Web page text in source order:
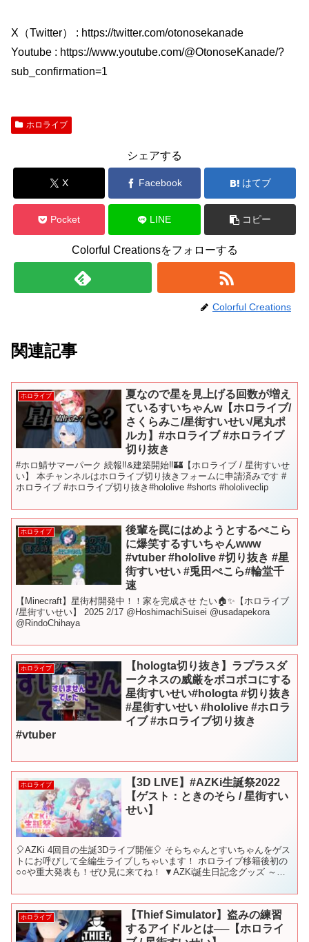
X（Twitter） : https://twitter.com/otonosekanade
Youtube : https://www.youtube.com/@OtonoseKanade/?
sub_confirmation=1
ホロライブ
シェアする
X Facebook はてブ
Pocket LINE コピー
Colorful Creationsをフォローする
Colorful Creations
関連記事
ホロライブ
夏なので星を見上げる回数が増え
ているすいちゃんw【ホロライブ/
さくらみこ/星街すいせい/尾丸ポ
ルカ】#ホロライブ #ホロライブ
切り抜き
#ホロ鯖サマーパーク 続報‼&建築開始‼🏰【ホロライブ / 星街すいせ
い】 本チャンネルはホロライブ切り抜きフォームに申請済みです #
ホロライブ #ホロライブ切り抜き#hololive #shorts #hololiveclip
ホロライブ
後輩を罠にはめようとするぺこら
に爆笑するすいちゃんwww
#vtuber #hololive #切り抜き #星
街すいせい #兎田ぺこら#輪堂千
速
【Minecraft】星街村開発中！！家を完成させ たい🏠✨️【ホロライブ
/星街すいせい】 2025 2/17 @HoshimachiSuisei @usadapekora
@RindoChihaya
ホロライブ
【hologta切り抜き】ラプラスダ
ークネスの威厳をボコボコにする
星街すいせい#hologta #切り抜き
#星街すいせい #hololive #ホロラ
イブ #ホロライブ切り抜き
#vtuber
ホロライブ
【3D LIVE】#AZKi生誕祭2022
【ゲスト：ときのそら / 星街すい
せい】
🎈AZKi 4回目の生誕3Dライブ開催🎈 そらちゃんとすいちゃんをゲス
トにお呼びして全編生ライブしちゃいます！ ホロライブ移籍後初の
○○や重大発表も！ぜひ見に来てね！ ▼AZKi誕生日記念グッズ ～ 7
ホロライブ
【Thief Simulator】盗みの練習
するアイドルとは──【ホロライ